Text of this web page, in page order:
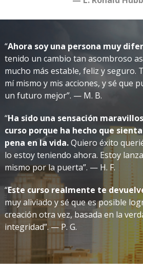
“Ahora soy una persona muy
tenido un cambio tan asombroso
mucho más estable, feliz y seguro.
mí mismo y mis acciones, y sé que
un futuro mejor”. — M. B.
“Ha sido una sensación
curso porque ha hecho que sienta
pena en la vida.Quiero éxito
lo estoy teniendo ahora. Estoy
mismo por la puerta”. — H. F.
“Este curso realmente te
muy aliviado y sé que es posible
creación otra vez, basada en la
integridad”. — P. G.